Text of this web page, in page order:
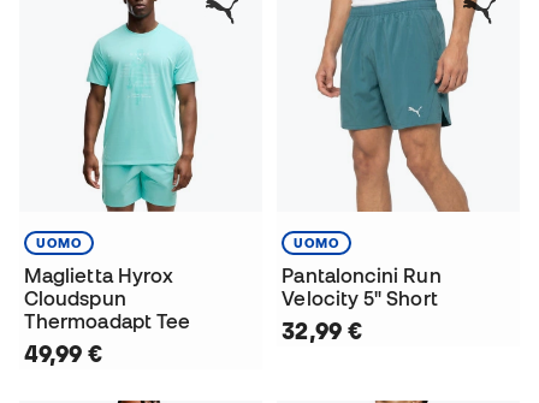
UOMO
Maglietta Hyrox
Cloudspun
Thermoadapt Tee
49,99 €
UOMO
Pantaloncini Run
Velocity 5" Short
32,99 €